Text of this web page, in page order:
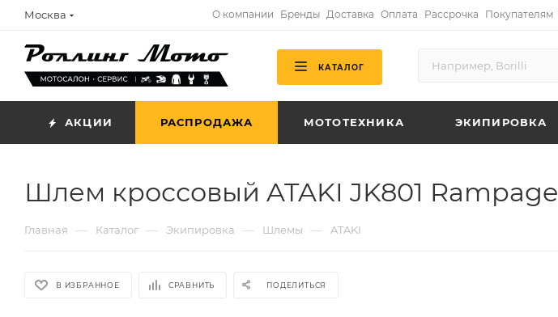
Москва О компании Бренды Доставка Оплата Рассрочка Покупателям
КАТАЛОГ
АКЦИИ РАСПРОДАЖА МОТОТЕХНИКА ЭКИПИРОВКА
Шлем кроссовый ATAKI JK801 Rampage
Главная — Каталог — Экипировка — Шлемы — ATAKI
В ИЗБРАННОЕ СРАВНИТЬ ПОДЕЛИТЬСЯ